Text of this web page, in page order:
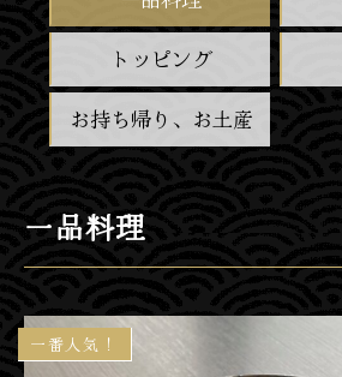
トッピング
お持ち帰り、お土産
一品料理
一番人気！